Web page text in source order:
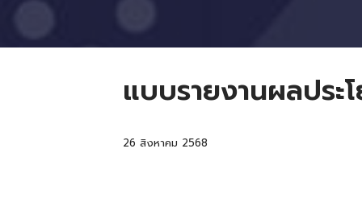
แบบรายงานผลปร
26 สิงหาคม 2568